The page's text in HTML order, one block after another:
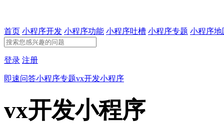
首页 小程序开发 小程序功能 小程序吐槽 小程序专题 小程序地
登录 注册
即速问答小程序专题vx开发小程序
vx开发小程序